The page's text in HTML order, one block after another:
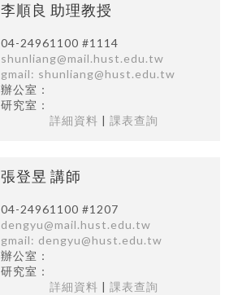
李順良 助理教授
04-24961100 #1114
shunliang@mail.hust.edu.tw
gmail: shunliang@hust.edu.tw
辦公室：
研究室：
詳細資料 | 課表查詢
張登昱 講師
04-24961100 #1207
dengyu@mail.hust.edu.tw
gmail: dengyu@hust.edu.tw
辦公室：
研究室：
詳細資料 | 課表查詢